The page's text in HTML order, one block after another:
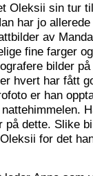
Oleksii sin tur
har jo
av
fine farger
bilder
hvert har fått
er han
på dette. Slike
for det